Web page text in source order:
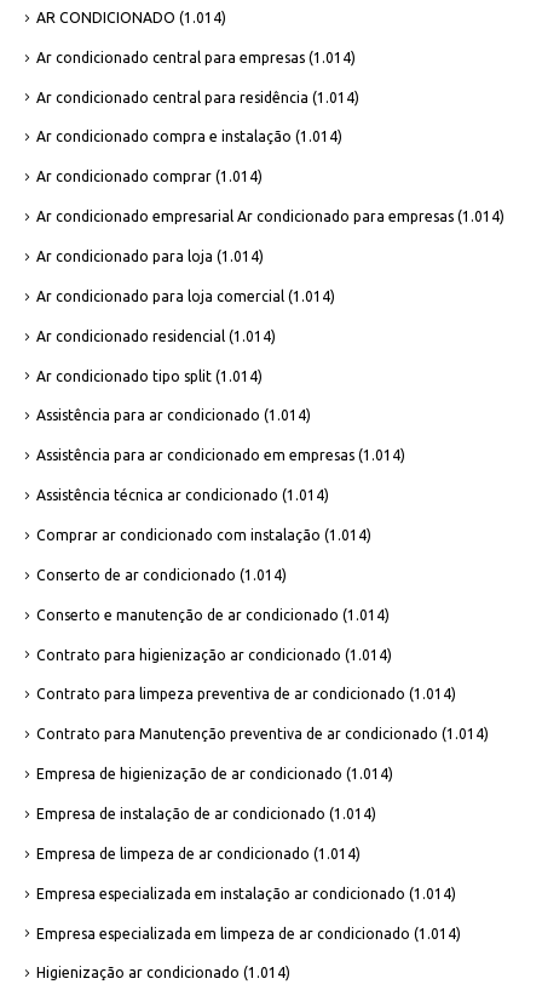
AR CONDICIONADO (1.014)
Ar condicionado central para empresas (1.014)
Ar condicionado central para residência (1.014)
Ar condicionado compra e instalação (1.014)
Ar condicionado comprar (1.014)
Ar condicionado empresarial Ar condicionado para empresas (1.014)
Ar condicionado para loja (1.014)
Ar condicionado para loja comercial (1.014)
Ar condicionado residencial (1.014)
Ar condicionado tipo split (1.014)
Assistência para ar condicionado (1.014)
Assistência para ar condicionado em empresas (1.014)
Assistência técnica ar condicionado (1.014)
Comprar ar condicionado com instalação (1.014)
Conserto de ar condicionado (1.014)
Conserto e manutenção de ar condicionado (1.014)
Contrato para higienização ar condicionado (1.014)
Contrato para limpeza preventiva de ar condicionado (1.014)
Contrato para Manutenção preventiva de ar condicionado (1.014)
Empresa de higienização de ar condicionado (1.014)
Empresa de instalação de ar condicionado (1.014)
Empresa de limpeza de ar condicionado (1.014)
Empresa especializada em instalação ar condicionado (1.014)
Empresa especializada em limpeza de ar condicionado (1.014)
Higienização ar condicionado (1.014)